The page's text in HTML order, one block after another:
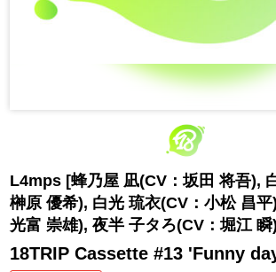
L4mps [蜂乃屋 凪(CV：坂田 将吾),
榊原 優希), 白光 琉衣(CV：小松 昌平
光富 崇雄), 夜半 子タろ(CV：堀江 瞬
18TRIP Cassette #13 'Funny